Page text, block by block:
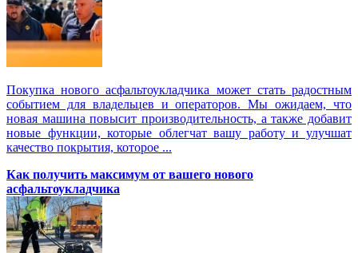
Покупка нового асфальтоукладчика может стать радостным
событием для владельцев и операторов. Мы ожидаем, что
новая машина повысит производительность, а также добавит
новые функции, которые облегчат вашу работу и улучшат
качество покрытия, которое ...
Как получить максимум от вашего нового
асфальтоукладчика